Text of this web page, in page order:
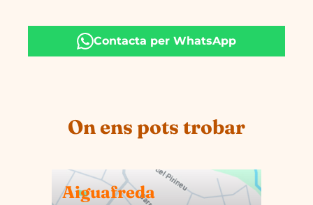
Contacta per WhatsApp
On ens pots trobar
Aiguafreda